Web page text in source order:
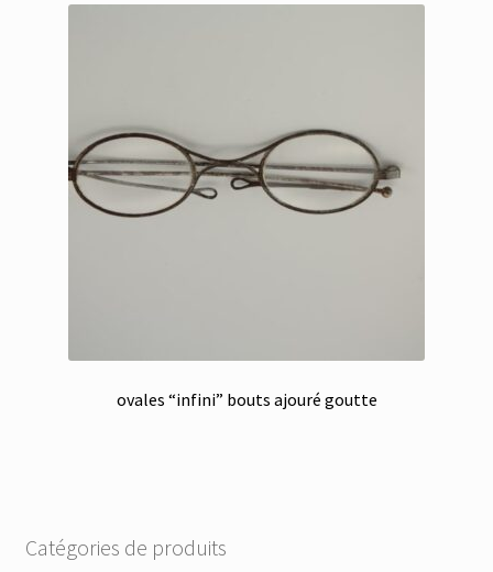
ovales “infini” bouts ajouré goutte
Catégories de produits